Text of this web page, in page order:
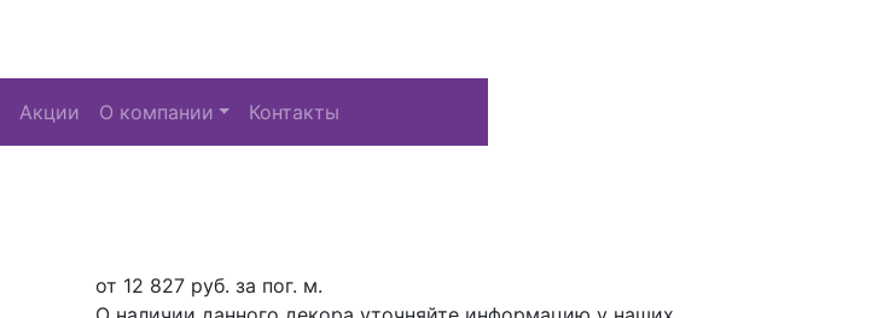
Акции О компании
Контакты
от 12 827 руб. за пог. м.